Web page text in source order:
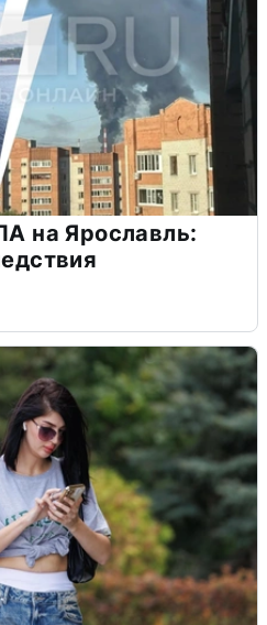
на Ярославль: